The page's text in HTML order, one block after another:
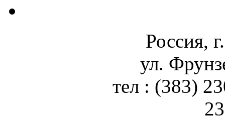
Россия,
ул.
тел : (383)